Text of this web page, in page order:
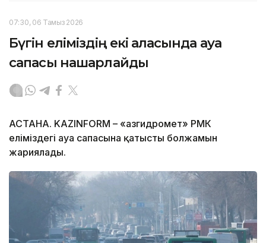
07:30, 06 Тамыз 2026
Бүгін еліміздің екі қаласында ауа
сапасы нашарлайды
АСТАНА. KAZINFORM – «Қазгидромет» РМК
еліміздегі ауа сапасына қатысты болжамын
жариялады.